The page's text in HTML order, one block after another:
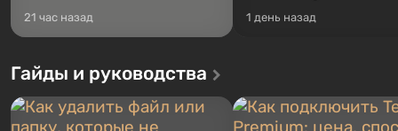
21 час назад 1 день назад
Гайды и руководства